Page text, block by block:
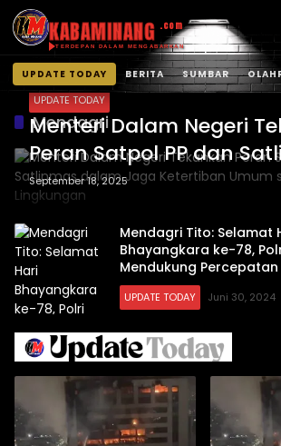
KABAMINANG .com
TERDEPAN DALAM MENGABARKAN
UPDATE TODAY BERITA SUMBAR
Langsung
Mendagri
UPDATE TODAY
Menteri Dalam Negeri
Peran Satpol PP dan
dalam Jaga Ketertiban
serta Kebersihan
September 18, 2025
Mendagri Tito: Selamat
Bhayangkara ke-78,
Mendukung
Ekonomi Menuju
UPDATE TODAY Juni 30, 2024